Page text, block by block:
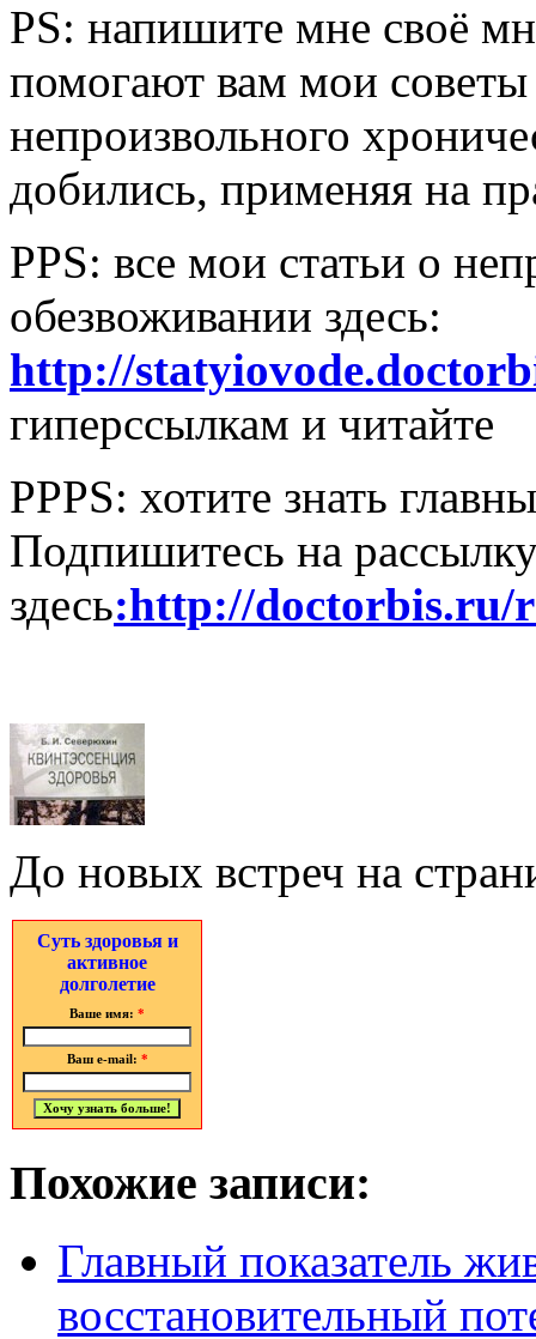
PS: напишите мне своё
помогают вам мои
непроизвольного
добились, применяя на
PPS: все мои статьи о
обезвоживании здесь:
http://
гиперссылкам и читайте
PPPS: хотите знать
Подпишитесь на
здесь:http://doctorbis.ru/
До новых встреч на
Суть здоровья и
активное
долголетие
Ваше имя: *
Ваш e-mail: *
Похожие записи:
Главный показатель
восстановительный